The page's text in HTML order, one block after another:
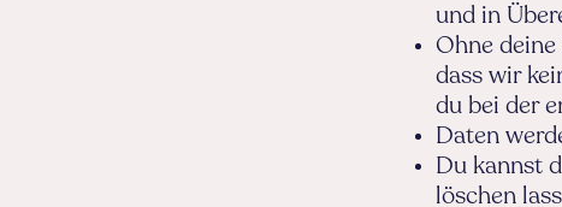
und in
Ohne
dass wir
du bei der
Daten
Du kannst
löschen